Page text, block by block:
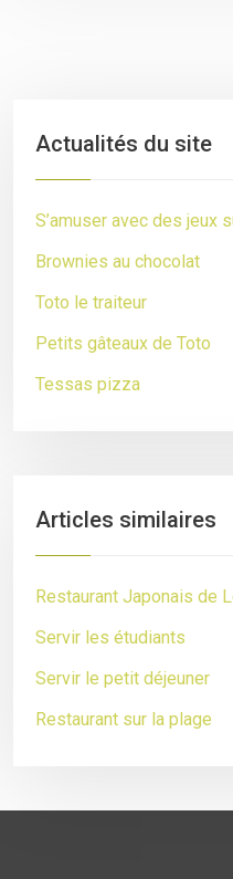
Actualités du site
S’amuser avec des jeux
Brownies au chocolat
Toto le traiteur
Petits gâteaux de Toto
Tessas pizza
Articles similaires
Restaurant Japonais de
Servir les étudiants
Servir le petit déjeuner
Restaurant sur la plage